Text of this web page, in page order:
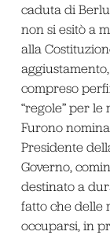
caduta di
non si esitò a
alla
compreso
“regole” per
Furono
Presidente
Governo,
destinato a
fatto che delle
occuparsi, in